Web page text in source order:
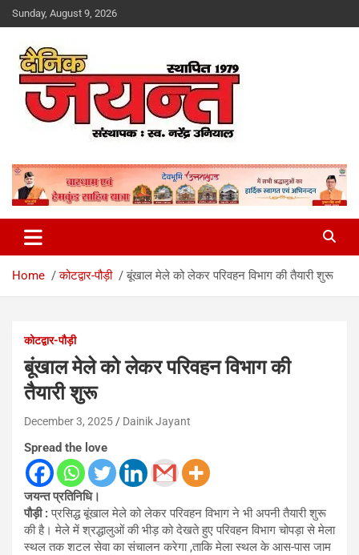
Skip
to
Sunday, August 9, 2026
Dainik Jayant
Home कोटद्वार-पौड़ी बूंखाल मेले को लेकर परिवहन विभाग की तैयारी शुरू
कोटद्वार-पौड़ी
बूंखाल मेले को लेकर परिवहन विभाग की
तैयारी शुरू
December 3, 2025 Dainik Jayant
Spread the love
जयन्त प्रतिनिधि।
पौड़ी :प्रसिद्ध बूंखाल मेले को लेकर परिवहन विभाग ने भी अपनी तैयारी शुरू
की है। मेले में श्रद्धालुओं की भीड़ को देखते हुए परिवहन विभाग चोपड़ा से मेला
स्थल तक शटल सेवा का संचालन करेगा ,ताकि मेला स्थल के आस-पास जाम